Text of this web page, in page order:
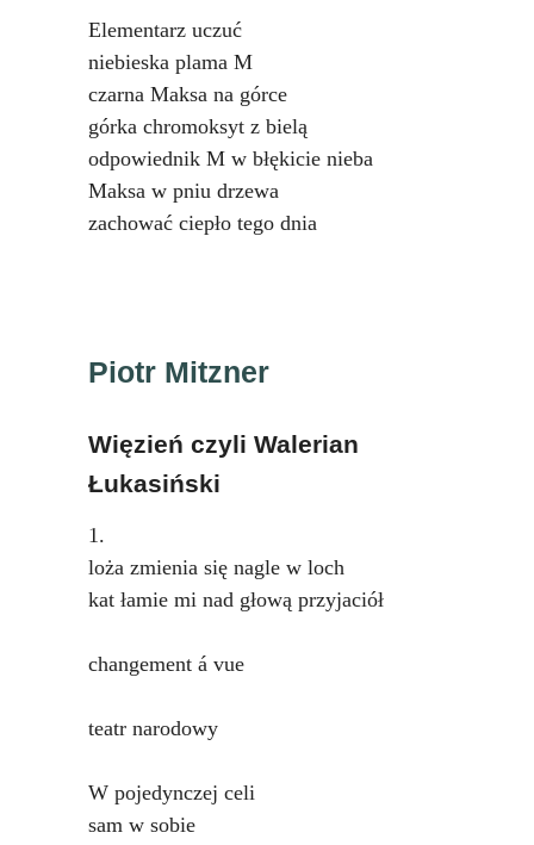
Elementarz uczuć
niebieska plama M
czarna Maksa na górce
górka chromoksyt z bielą
odpowiednik M w błękicie nieba
Maksa w pniu drzewa
zachować ciepło tego dnia
Piotr Mitzner
Więzień czyli Walerian
Łukasiński
1.
loża zmienia się nagle w loch
kat łamie mi nad głową przyjaciół
changement á vue
teatr narodowy
W pojedynczej celi
sam w sobie